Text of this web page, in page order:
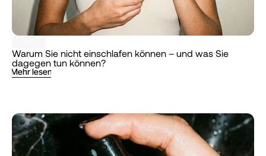
Warum Sie nicht einschlafen können – und was Sie
dagegen tun können?
Mehr lesen